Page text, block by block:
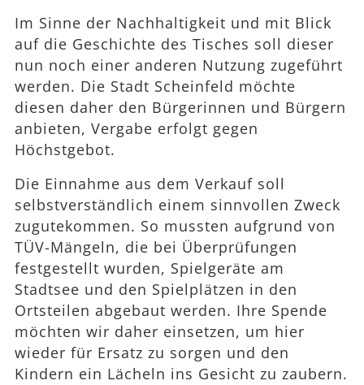
Im Sinne der Nachhaltigkeit und mit Blick
auf die Geschichte des Tisches soll dieser
nun noch einer anderen Nutzung zugeführt
werden. Die Stadt Scheinfeld möchte
diesen daher den Bürgerinnen und Bürgern
anbieten, Vergabe erfolgt gegen
Höchstgebot.
Die Einnahme aus dem Verkauf soll
selbstverständlich einem sinnvollen Zweck
zugutekommen. So mussten aufgrund von
TÜV-Mängeln, die bei Überprüfungen
festgestellt wurden, Spielgeräte am
Stadtsee und den Spielplätzen in den
Ortsteilen abgebaut werden. Ihre Spende
möchten wir daher einsetzen, um hier
wieder für Ersatz zu sorgen und den
Kindern ein Lächeln ins Gesicht zu zaubern.